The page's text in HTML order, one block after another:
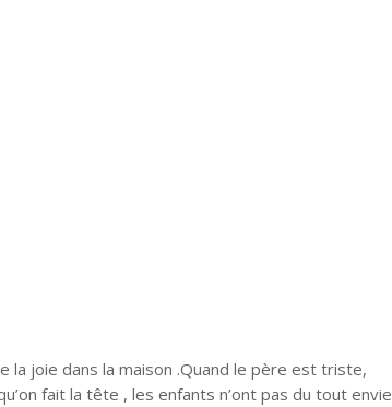
joie dans la maison .Quand le père est triste,
fait la tête , les enfants n’ont pas du tout envie